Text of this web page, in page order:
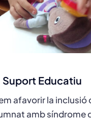
Suport Educatiu
afavorir la inclusió
amb síndrome